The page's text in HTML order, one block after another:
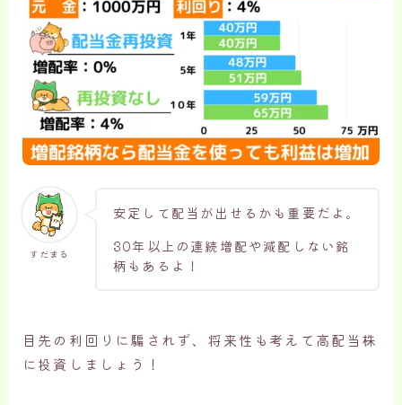
すだまる
安定して配当が出せるかも重要だよ。
30年以上の連続増配や減配しない銘
柄もあるよ！
目先の利回りに騙されず、将来性も考えて高配当株
に投資しましょう！